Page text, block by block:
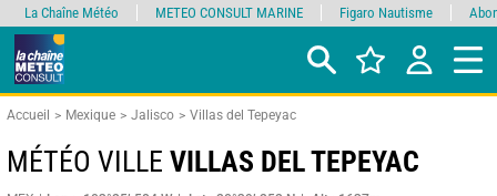
Accueil Mexique Jalisco Villas del Tepeyac
MÉTÉO VILLE VILLAS DEL TEPEYAC
La Chaîne Météo METEO CONSULT MARINE Figaro Nautisme